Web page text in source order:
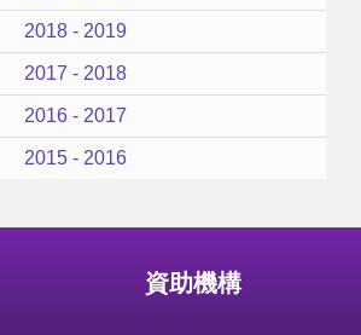
2018 - 2019
2017 - 2018
2016 - 2017
2015 - 2016
資助機構